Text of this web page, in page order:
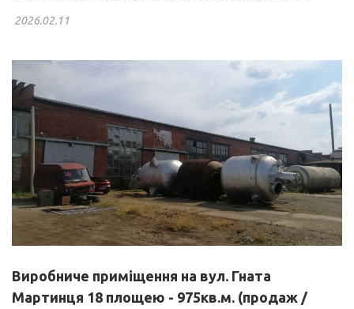
2026.02.11
Виробниче приміщення на вул. Гната
Мартинця 18 площею - 975кв.м. (продаж /